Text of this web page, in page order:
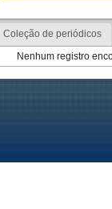
Coleção de periódicos
Nenhum registro